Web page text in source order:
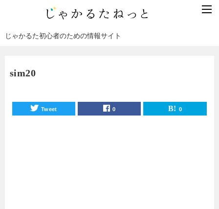
じゃかるた初心者のための情報サイト
sim20
Tweet 0 0